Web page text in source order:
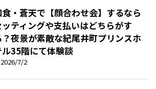
・蒼天で【顔合わせ会】するなら
ッティングや支払いはどちらがす
？夜景が素敵な紀尾井町プリンスホ
ル35階にて体験談
2026/7/2